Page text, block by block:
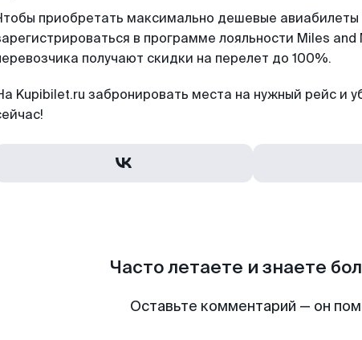
приобретать максимально дешевые
в программе лояльности Miles
получают скидки на перелет до 100%.
Kupibilet.ru забронировать места на нужный рейс и
Часто летаете и знаете
Оставьте комментарий — он